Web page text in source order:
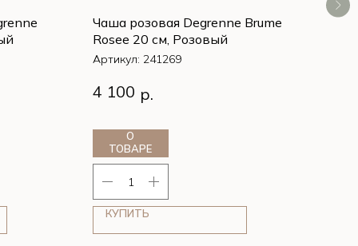
Чаша розовая Degrenne Brume
Rosee 20 см, Розовый
Артикул: 241269
Чаша розовая Degrenne Brume
Rosee 20 см, Розовый
4 100 р.
О
ТОВАРЕ
КУПИТЬ